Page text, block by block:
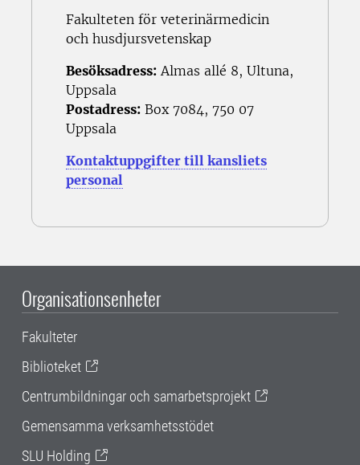
Fakulteten för veterinärmedicin
och husdjursvetenskap
Besöksadress: Almas allé 8, Ultuna,
Uppsala
Postadress: Box 7084, 750 07
Uppsala
Kontaktuppgifter till kansliets
personal
Organisationsenheter
Fakulteter
Biblioteket
Centrumbildningar och samarbetsprojekt
Gemensamma verksamhetsstödet
SLU Holding